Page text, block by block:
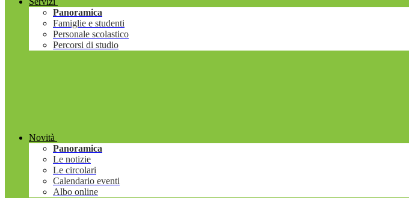
Panoramica
Famiglie e studenti
Personale scolastico
Percorsi di studio
Novità
Panoramica
Le notizie
Le circolari
Calendario eventi
Albo online